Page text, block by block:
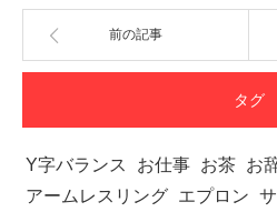
前の記事
タグ
Y字バランス お仕事 お茶 お
アームレスリング エプロン